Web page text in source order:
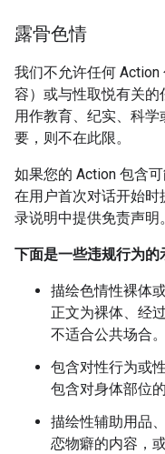
露骨色情
我们不允许任何
容）或与性取悦有关
用作教育、纪实、科
要，则不在此限。
如果您的 Action 包含
在用户首次对话开始时
录说明中提供免责声明。
下面是一些违规行为的
描绘色情性裸体
正文为裸体、经
不适合公共场合。
包含对性行为或
包含对身体部位
描绘性辅助用品
恋物癖的内容，